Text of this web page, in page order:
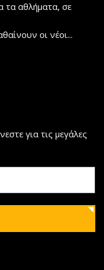
τα αθλήματα, σε
οι νέοι...
για τις μεγάλες